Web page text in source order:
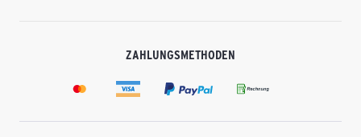
ZAHLUNGSMETHODEN